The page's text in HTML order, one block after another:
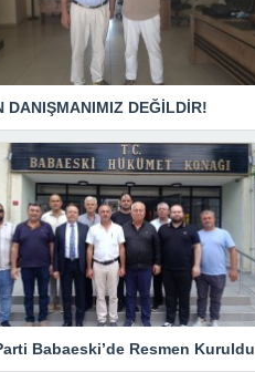
DANIŞMANIMIZ DEĞİLDİR!
Babaeski’de Resmen Kuruldu